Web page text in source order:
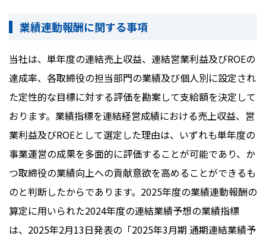
業績連動報酬に関する事項
当社は、単年度の連結売上収益、連結営業利益及びROEの
達成率、各取締役の担当部門の業績及び個人別に設定され
た定性的な目標に対する評価を勘案して支給額を決定して
おります。業績指標を連結経営成績における売上収益、営
業利益及びROEとして選定した理由は、いずれも単年度の
事業運営の成果を多面的に評価することが可能であり、か
つ取締役の業績向上への貢献意欲を高めることができるも
のと判断したからであります。2025年度の業績連動報酬の
算定に用いられた2024年度の連結業績予想の業績指標
は、2025年2月13日発表の「2025年3月期 通期連結業績予